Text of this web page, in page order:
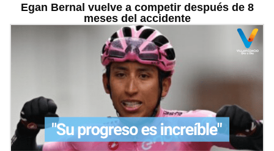
Egan Bernal vuelve a competir después de 8
meses del accidente